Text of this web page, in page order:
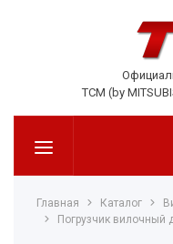
TCM (by
Главная Каталог
Погрузчик вилочный